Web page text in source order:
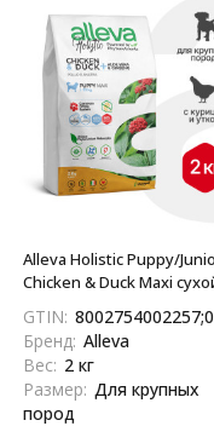
Alleva Holistic Puppy/
Chicken & Duck Maxi
с курицей и уткой, алое
и женьшенем - 2 кг
GTIN:
Бренд: Alleva
Вес: 2 кг
Размер: Для крупных
пород